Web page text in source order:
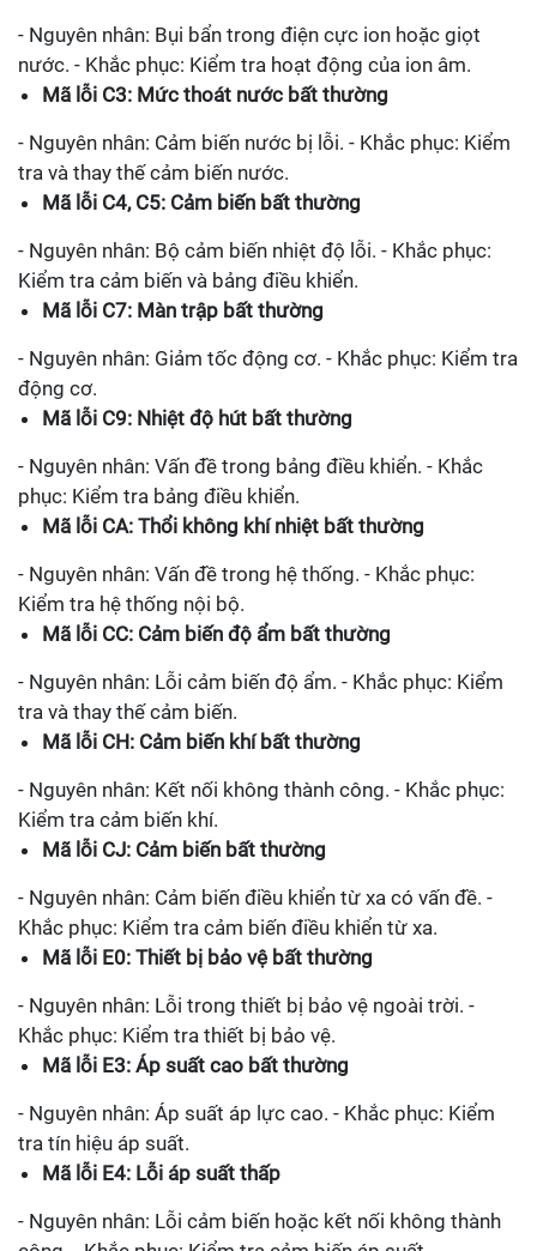
- Nguyên nhân: Bụi bẩn trong điện cực ion hoặc giọt
nước. - Khắc phục: Kiểm tra hoạt động của ion âm.
Mã lỗi C3: Mức thoát nước bất thường
- Nguyên nhân: Cảm biến nước bị lỗi. - Khắc phục: Kiểm
tra và thay thế cảm biến nước.
Mã lỗi C4, C5: Cảm biến bất thường
- Nguyên nhân: Bộ cảm biến nhiệt độ lỗi. - Khắc phục:
Kiểm tra cảm biến và bảng điều khiển.
Mã lỗi C7: Màn trập bất thường
- Nguyên nhân: Giảm tốc động cơ. - Khắc phục: Kiểm tra
động cơ.
Mã lỗi C9: Nhiệt độ hút bất thường
- Nguyên nhân: Vấn đề trong bảng điều khiển. - Khắc
phục: Kiểm tra bảng điều khiển.
Mã lỗi CA: Thổi không khí nhiệt bất thường
- Nguyên nhân: Vấn đề trong hệ thống. - Khắc phục:
Kiểm tra hệ thống nội bộ.
Mã lỗi CC: Cảm biến độ ẩm bất thường
- Nguyên nhân: Lỗi cảm biến độ ẩm. - Khắc phục: Kiểm
tra và thay thế cảm biến.
Mã lỗi CH: Cảm biến khí bất thường
- Nguyên nhân: Kết nối không thành công. - Khắc phục:
Kiểm tra cảm biến khí.
Mã lỗi CJ: Cảm biến bất thường
- Nguyên nhân: Cảm biến điều khiển từ xa có vấn đề. -
Khắc phục: Kiểm tra cảm biến điều khiển từ xa.
Mã lỗi E0: Thiết bị bảo vệ bất thường
- Nguyên nhân: Lỗi trong thiết bị bảo vệ ngoài trời. -
Khắc phục: Kiểm tra thiết bị bảo vệ.
Mã lỗi E3: Áp suất cao bất thường
- Nguyên nhân: Áp suất áp lực cao. - Khắc phục: Kiểm
tra tín hiệu áp suất.
Mã lỗi E4: Lỗi áp suất thấp
- Nguyên nhân: Lỗi cảm biến hoặc kết nối không thành